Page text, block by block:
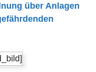
über Anlagen